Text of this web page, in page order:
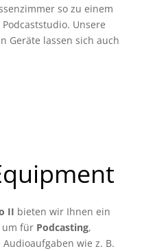
so zu einem
Unsere
Geräte lassen sich auch
II bieten wir Ihnen ein
um für Podcasting,
wie z. B.